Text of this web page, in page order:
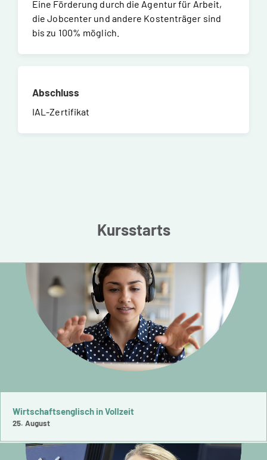
Eine Förderung durch die Agentur für Arbeit,
die Jobcenter und andere Kostenträger sind
bis zu 100% möglich.
Abschluss
IAL-Zertifikat
Kursstarts
Wirtschaftsenglisch in Vollzeit
25. August